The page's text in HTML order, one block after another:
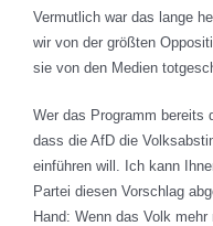
Vermutlich war das lange
wir von der größten
sie von den Medien
Wer das Programm bereits
dass die AfD die
einführen will. Ich kann
Partei diesen Vorschlag
Hand: Wenn das Volk